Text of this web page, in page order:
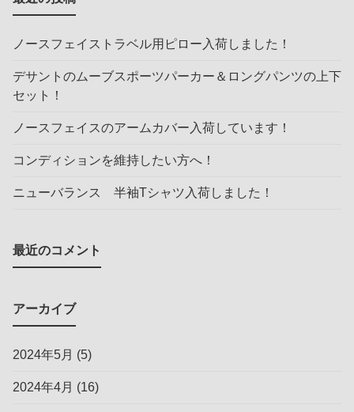
ノースフェイストラベル用ピロー入荷しました！
デサントのムーブスポーツパーカー＆ロングパンツの上下
セット！
ノースフェイスのアームカバー入荷しています！
コンディションを維持したい方へ！
ニューバランス 半袖Tシャツ入荷しました！
最近のコメント
アーカイブ
2024年5月 (5)
2024年4月 (16)